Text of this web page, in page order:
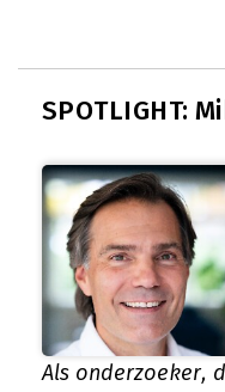
SPOTLIGHT:
Als onderzoeker,